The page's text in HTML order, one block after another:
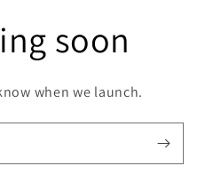
soon
when we launch.